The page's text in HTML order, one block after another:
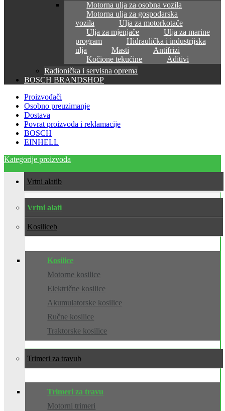
Motorna ulja za osobna vozila
Motorna ulja za gospodarska
vozila
Ulja za motorkotače
Ulja za mjenjače
Ulja za marine
program
Hidraulička i industrijska
ulja
Masti
Antifrizi
Kočione tekućine
Aditivi
Radionička i servisna oprema
BOSCH BRANDSHOP
Proizvođači
Osobno preuzimanje
Dostava
Povrat proizvoda i reklamacije
BOSCH
EINHELL
Kategorije proizvoda
Vrtni alati
Vrtni alati
Kosilice
Kosilice
Motorne kosilice
Električne kosilice
Akumulatorske kosilice
Ručne kosilice
Traktorske kosilice
Trimeri za travu
Trimeri za travu
Motorni trimeri